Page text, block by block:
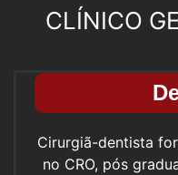
CLÍNICO
Cirurgiã-dentista
no CRO, pós